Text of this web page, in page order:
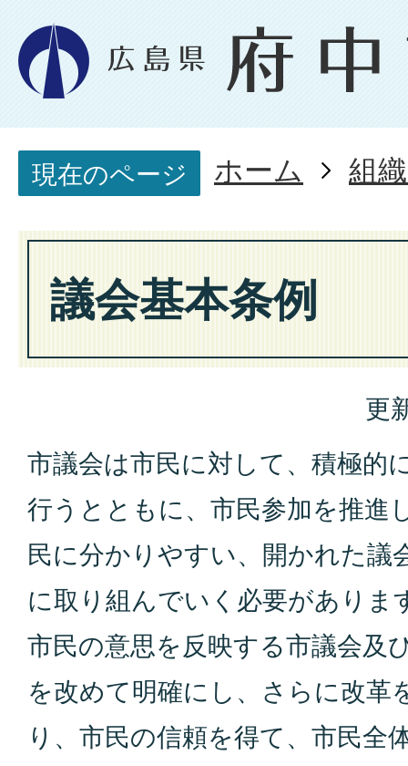
現在のページ ホーム 組
議会基本条例
更
市議会は市民に対して、積極的
行うとともに、市民参加を推進
民に分かりやすい、開かれた議
に取り組んでいく必要がありま
市民の意思を反映する市議会及
を改めて明確にし、さらに改革
り、市民の信頼を得て、市民全